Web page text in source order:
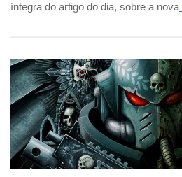
íntegra do artigo do dia, sobre a nova